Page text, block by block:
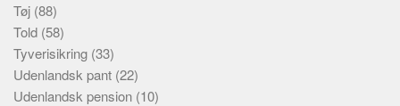
Tøj (88)
Told (58)
Tyverisikring (33)
Udenlandsk pant (22)
Udenlandsk pension (10)